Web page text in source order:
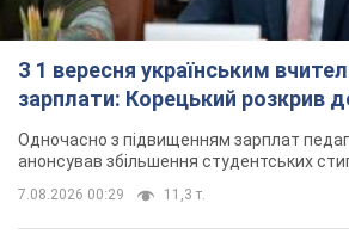
З 1 вересня українським
зарплати: Корецький розкрив
Одночасно з підвищенням зарплат
анонсував збільшення студентських
7.08.2026 00:29 11,3 т.